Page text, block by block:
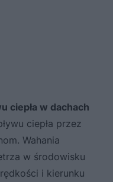
ciepła w dachach
ciepła przez
Wahania
w środowisku
i kierunku